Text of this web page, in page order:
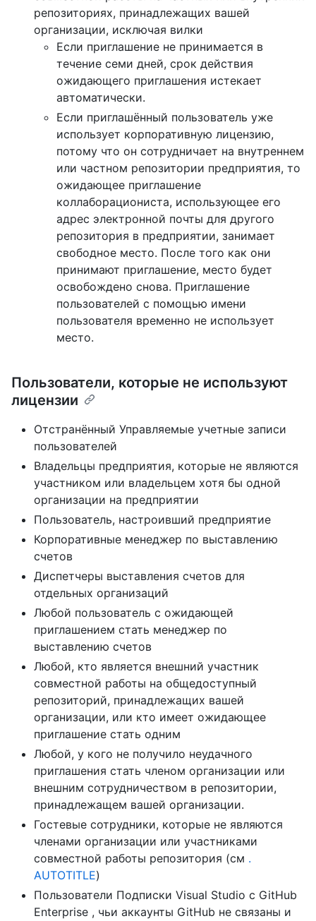
репозиториях, принадлежащих вашей
организации, исключая вилки
Если приглашение не принимается в
течение семи дней, срок действия
ожидающего приглашения истекает
автоматически.
Если приглашённый пользователь уже
использует корпоративную лицензию,
потому что он сотрудничает на внутреннем
или частном репозитории предприятия, то
ожидающее приглашение
коллаборациониста, использующее его
адрес электронной почты для другого
репозитория в предприятии, занимает
свободное место. После того как они
принимают приглашение, место будет
освобождено снова. Приглашение
пользователей с помощью имени
пользователя временно не использует
место.
Пользователи, которые не используют
лицензии
Отстранённый Управляемые учетные записи
пользователей
Владельцы предприятия, которые не являются
участником или владельцем хотя бы одной
организации на предприятии
Пользователь, настроивший предприятие
Корпоративные менеджер по выставлению
счетов
Диспетчеры выставления счетов для
отдельных организаций
Любой пользователь с ожидающей
приглашением стать менеджер по
выставлению счетов
Любой, кто является внешний участник
совместной работы на общедоступный
репозиторий, принадлежащих вашей
организации, или кто имеет ожидающее
приглашение стать одним
Любой, у кого не получило неудачного
приглашения стать членом организации или
внешним сотрудничеством в репозитории,
принадлежащем вашей организации.
Гостевые сотрудники, которые не являются
членами организации или участниками
совместной работы репозитория (см .
AUTOTITLE)
Пользователи Подписки Visual Studio с GitHub
Enterprise , чьи аккаунты GitHub не связаны и